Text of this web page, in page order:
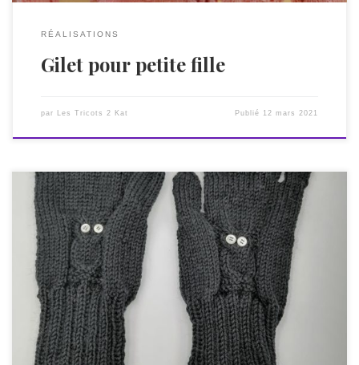
RÉALISATIONS
Gilet pour petite fille
par Les Tricots 2 Kat Publié 12 mars 2021
Article indispensable de la collection hivernale, voici ma
version 2020-2021 : des gants pour adultes tricotés main en
laine française. Il n’y a rien de plus confortable pour
maintenir les mains au chaud cet hiver. Ces gants simples
sont tricotés en pure laine mérinos de marque Bergère de
France. Les […]